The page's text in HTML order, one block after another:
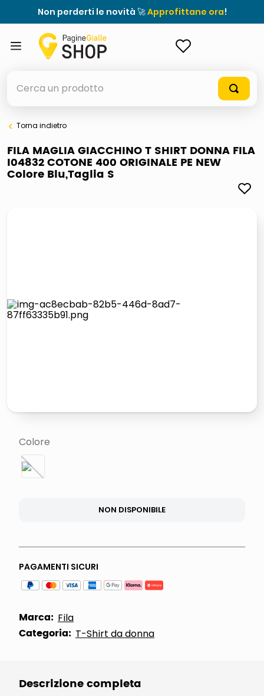
Non perderti le novità 🚀Approfittane ora!
elenchi telefonici
meme
elenco telefonico
Torna indietro
FILA MAGLIA GIACCHINO T SHIRT DONNA FILA
I04832 COTONE 400 ORIGINALE PE NEW
Colore Blu,Taglia S
Colore
NON DISPONIBILE
PAGAMENTI SICURI
Marca: Fila
Categoria: T-Shirt da donna
Descrizione completa